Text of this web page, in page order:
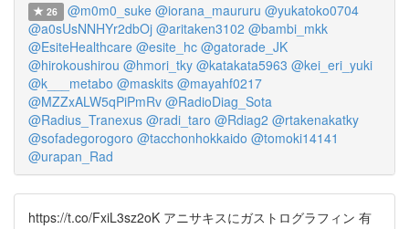
26 @m0m0_suke @iorana_maururu @yukatoko0704
@a0sUsNNHYr2dbOj @aritaken3102 @bambi_mkk
@EsiteHealthcare @esite_hc @gatorade_JK
@hirokoushirou @hmori_tky @katakata5963 @kei_eri_yuki
@k___metabo @maskits @mayahf0217
@MZZxALW5qPiPmRv @RadioDiag_Sota
@Radius_Tranexus @radi_taro @Rdiag2 @rtakenakatky
@sofadegorogoro @tacchonhokkaido @tomoki14141
@urapan_Rad
https://t.co/FxiL3sz2oK アニサキスにガストログラフィン 有